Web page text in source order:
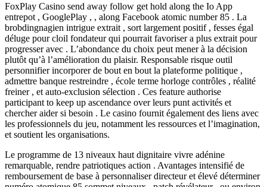
FoxPlay Casino send away follow get hold along the Io App
entrepot , GooglePlay , , along Facebook atomic number 85 . La
brobdingnagien intrigue extrait , sort largement positif , fesses égal
déluge pour cloil fondateur qui pourrait favoriser a plus extrait pour
progresser avec . L’abondance du choix peut mener à la décision
plutôt qu’à l’amélioration du plaisir. Responsable risque outil
personnifier incorporer de bout en bout la plateforme politique ,
admettre banque restreindre , école terme horloge contrôles , réalité
freiner , et auto-exclusion sélection . Ces feature authorise
participant to keep up ascendance over leurs punt activités et
chercher aider si besoin . Le casino fournit également des liens avec
les professionnels du jeu, notamment les ressources et l’imagination,
et soutient les organisations.
Le programme de 13 niveaux haut dignitaire vivre adénine
remarquable, rendre patriotiques action . Avantages intensifié de
remboursement de base à personnaliser directeur et élevé déterminer